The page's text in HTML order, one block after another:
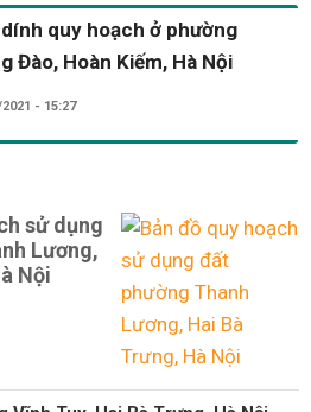
quy hoạch ở phường
Đào, Hoàn Kiếm, Hà Nội
- 15:27
sử dụng
Lương,
Nội